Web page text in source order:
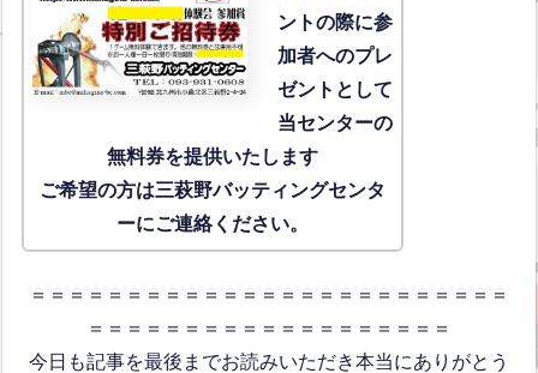
ントの際に参
加者へのプレ
ゼントとして
当センターの
無料券を提供いたします
ご希望の方は三萩野バッティングセンタ
ーにご連絡ください。
＝＝＝＝＝＝＝＝＝＝＝＝＝＝＝＝＝＝＝＝＝＝＝＝＝
＝＝＝＝＝＝＝＝＝＝＝＝＝＝＝＝＝＝＝
今日も記事を最後までお読みいただき本当にありがとう